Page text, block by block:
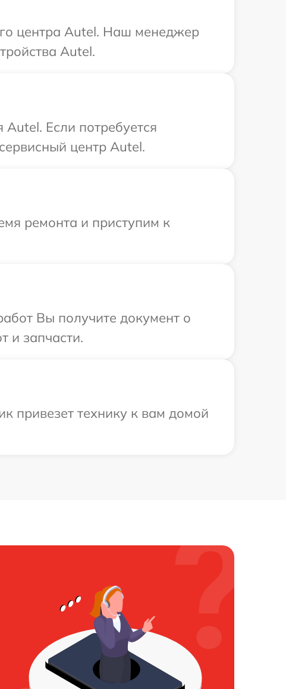
центра Autel. Наш менеджер
Autel.
Если потребуется
центр Autel.
ремонта и приступим к
Вы получите документ о
и запчасти.
привезет технику к вам домой